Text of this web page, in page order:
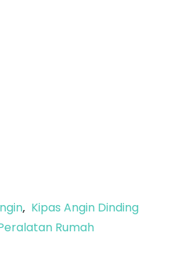
, Kipas Angin Dinding
Rumah